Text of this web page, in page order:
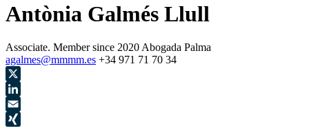
Antònia Galmés Llull
Associate. Member since 2020Abogada Palma
agalmes@mmmm.es +34 971 71 70 34
X
LinkedIn
Email